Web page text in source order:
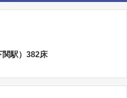
関駅）382床